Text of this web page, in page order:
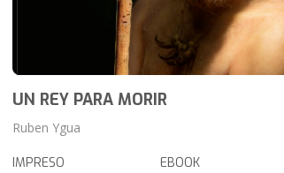
UN REY PARA MORIR
Ruben Ygua
IMPRESO EBOOK